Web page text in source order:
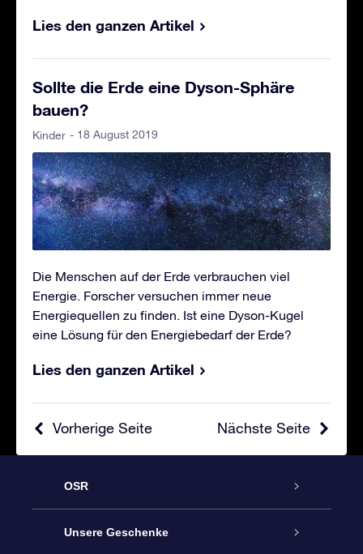
Lies den ganzen Artikel
Sollte die Erde eine Dyson-Sphäre
bauen?
Kinder - 18 August 2019
Die Menschen auf der Erde verbrauchen viel
Energie. Forscher versuchen immer neue
Energiequellen zu finden. Ist eine Dyson-Kugel
eine Lösung für den Energiebedarf der Erde?
Lies den ganzen Artikel
Nächste Seite
Vorherige Seite
OSR
Service
Unsere Geschenke